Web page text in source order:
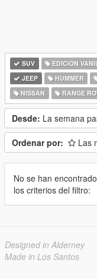
SUV EDICIÓN
JEEP
HUMMER
NISSAN
RANGE
Desde: La semana
Ordenar por: Las
No se han
los criterios del filtro:
Designed in Alderney
Made in Los Santos